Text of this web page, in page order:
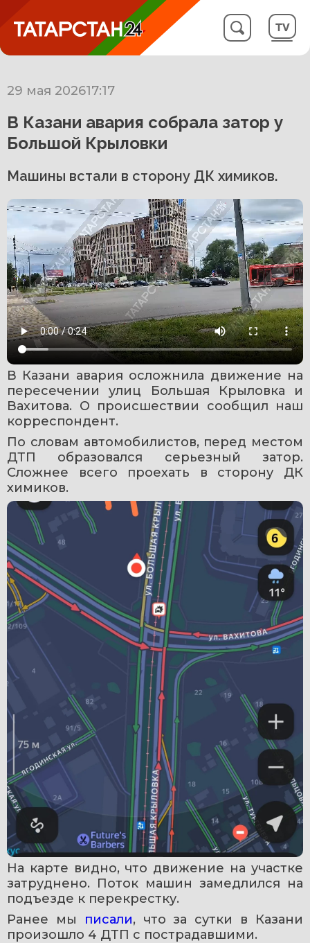
29 мая 202617:17
В Казани авария собрала затор у
Большой Крыловки
Машины встали в сторону ДК химиков.
В Казани авария осложнила движение на
пересечении улиц Большая Крыловка и
Вахитова. О происшествии сообщил наш
корреспондент.
По словам автомобилистов, перед местом
ДТП образовался серьезный затор.
Сложнее всего проехать в сторону ДК
химиков.
На карте видно, что движение на участке
затруднено. Поток машин замедлился на
подъезде к перекрестку.
Ранее мы
писали, что за сутки в Казани
произошло 4 ДТП с пострадавшими.